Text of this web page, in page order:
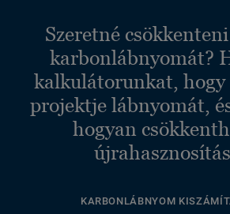
Szeretné
karbonlábnyomát?
kalkulátorunkat, hogy
projektje lábnyomát,
hogyan
KARBONLÁBNYOM